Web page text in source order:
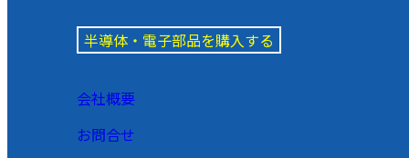
半導体・電子部品を購入する
会社概要
お問合せ